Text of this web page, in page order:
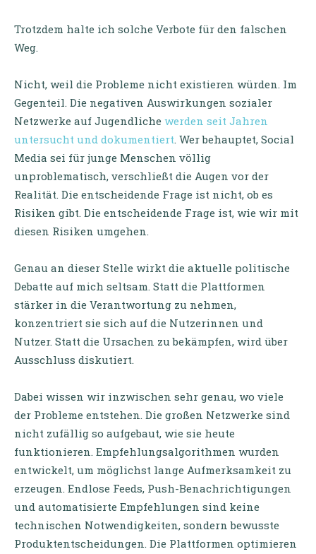
Trotzdem halte ich solche Verbote für den falschen
Weg.
Nicht, weil die Probleme nicht existieren würden. Im
Gegenteil. Die negativen Auswirkungen sozialer
Netzwerke auf Jugendliche werden seit Jahren
untersucht und dokumentiert. Wer behauptet, Social
Media sei für junge Menschen völlig
unproblematisch, verschließt die Augen vor der
Realität. Die entscheidende Frage ist nicht, ob es
Risiken gibt. Die entscheidende Frage ist, wie wir mit
diesen Risiken umgehen.
Genau an dieser Stelle wirkt die aktuelle politische
Debatte auf mich seltsam. Statt die Plattformen
stärker in die Verantwortung zu nehmen,
konzentriert sie sich auf die Nutzerinnen und
Nutzer. Statt die Ursachen zu bekämpfen, wird über
Ausschluss diskutiert.
Dabei wissen wir inzwischen sehr genau, wo viele
der Probleme entstehen. Die großen Netzwerke sind
nicht zufällig so aufgebaut, wie sie heute
funktionieren. Empfehlungsalgorithmen wurden
entwickelt, um möglichst lange Aufmerksamkeit zu
erzeugen. Endlose Feeds, Push-Benachrichtigungen
und automatisierte Empfehlungen sind keine
technischen Notwendigkeiten, sondern bewusste
Produktentscheidungen. Die Plattformen optimieren